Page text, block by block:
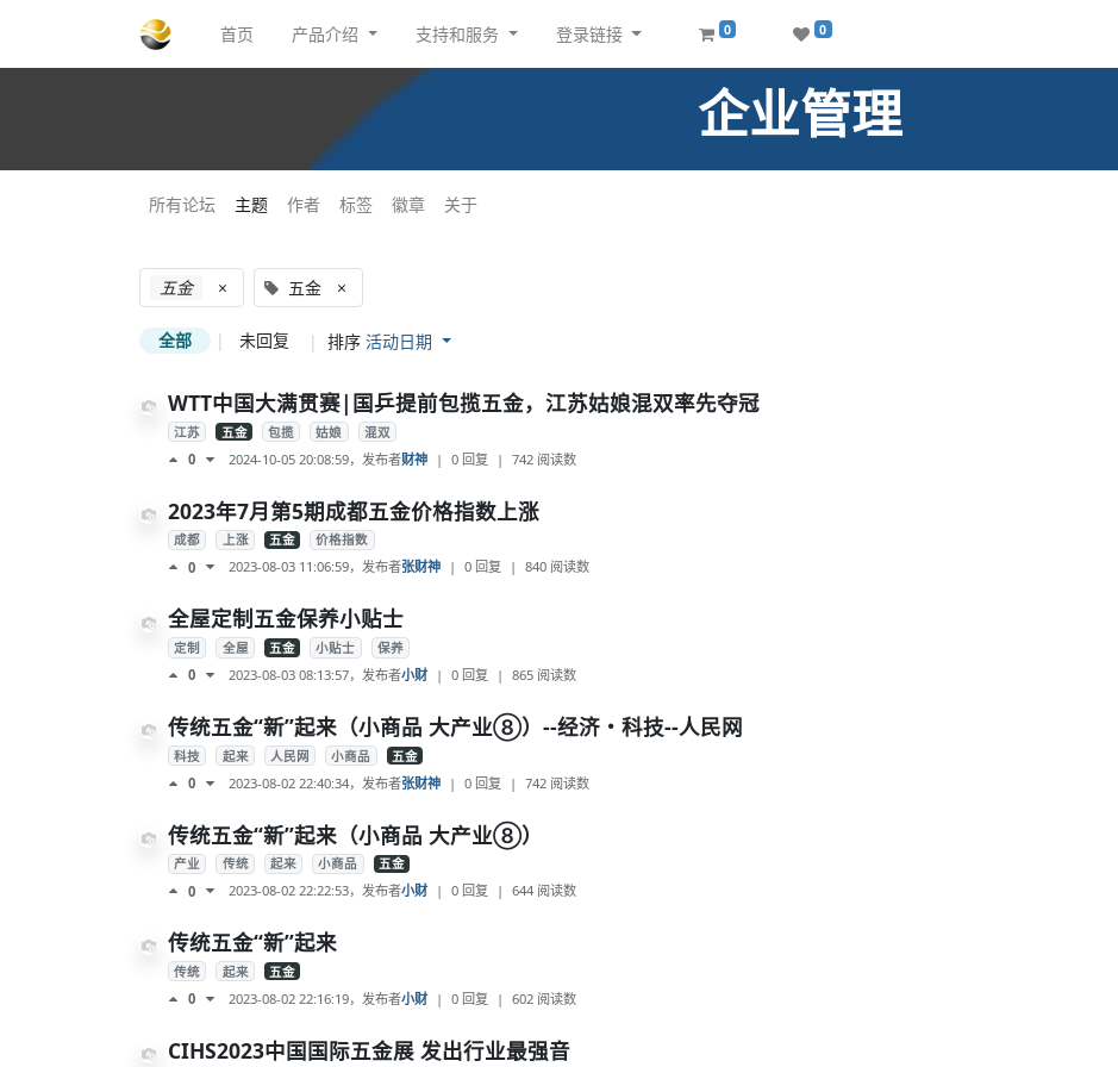
首页 产品介绍 支持和服务 登录链接 0 0
企业管理
所有论坛 主题 作者 标签 徽章 关于
五金 × 五金 ×
全部 | 未回复 | 排序 活动日期
WTT中国大满贯赛|国乒提前包揽五金，江苏姑娘混双率先夺冠
江苏 五金 包揽 姑娘 混双
0 2024-10-05 20:08:59，发布者财神 | 0 回复 | 742 阅读数
2023年7月第5期成都五金价格指数上涨
成都 上涨 五金 价格指数
0 2023-08-03 11:06:59，发布者张财神 | 0 回复 | 840 阅读数
全屋定制五金保养小贴士
定制 全屋 五金 小贴士 保养
0 2023-08-03 08:13:57，发布者小财 | 0 回复 | 865 阅读数
传统五金“新”起来（小商品 大产业⑧）--经济・科技--人民网
科技 起来 人民网 小商品 五金
0 2023-08-02 22:40:34，发布者张财神 | 0 回复 | 742 阅读数
传统五金“新”起来（小商品 大产业⑧）
产业 传统 起来 小商品 五金
0 2023-08-02 22:22:53，发布者小财 | 0 回复 | 644阅读数
传统五金“新”起来
传统 起来 五金
0 2023-08-02 22:16:19，发布者小财 | 0 回复 | 602 阅读数
CIHS2023中国国际五金展 发出行业最强音